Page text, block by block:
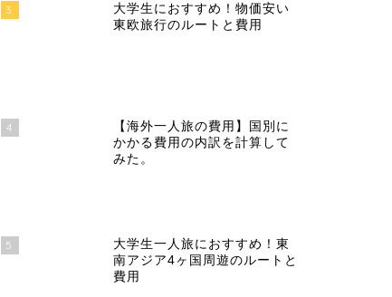
3
大学生におすすめ！物価安い
東欧旅行のルートと費用
4
【海外一人旅の費用】国別に
かかる費用の内訳を計算して
みた。
5
大学生一人旅におすすめ！東
南アジア4ヶ国周遊のルートと
費用